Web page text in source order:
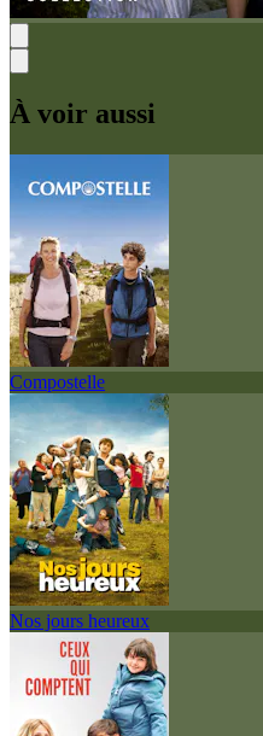
À voir aussi
Compostelle
Nos jours heureux